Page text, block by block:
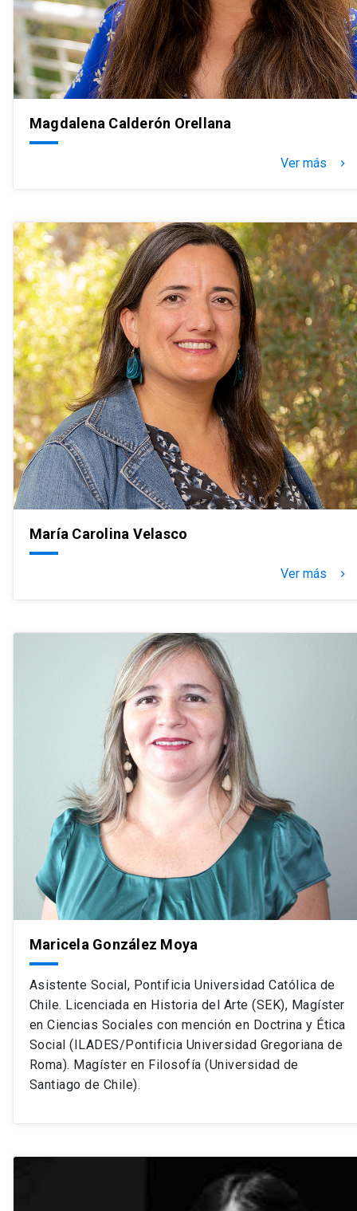
Magdalena Calderón Orellana
Ver más keyboard_arrow_right
María Carolina Velasco
Ver más keyboard_arrow_right
Maricela González Moya
Asistente Social, Pontificia Universidad Católica de
Chile. Licenciada en Historia del Arte (SEK), Magíster
en Ciencias Sociales con mención en Doctrina y Ética
Social (ILADES/Pontificia Universidad Gregoriana de
Roma). Magíster en Filosofía (Universidad de
Santiago de Chile).